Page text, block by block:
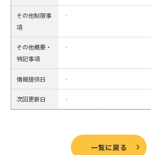
その他制限事
項
‐
その他概要・
特記事項
‐
情報提供日 ‐
次回更新日 ‐
一覧に戻る